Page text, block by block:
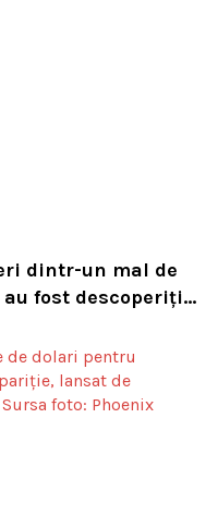
dintr-un mal de
fost descoperiți